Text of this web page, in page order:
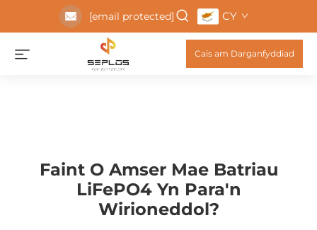
[email protected] CY
Cais am Darganfyddiad
Faint O Amser Mae Batriau
LiFePO4 Yn Para'n
Wirioneddol?